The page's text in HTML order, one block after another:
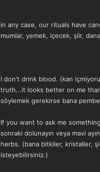
in any case, our rituals have
mumlar, yemek, içecek, şiir,
I don't drink blood. (kan
truth...it looks better on me
söylemek gerekirse bana
If you want to ask me
sonraki dolunayın veya mavi
herbs. (bana bitkiler, kristaller,
isteyebilirsiniz.)